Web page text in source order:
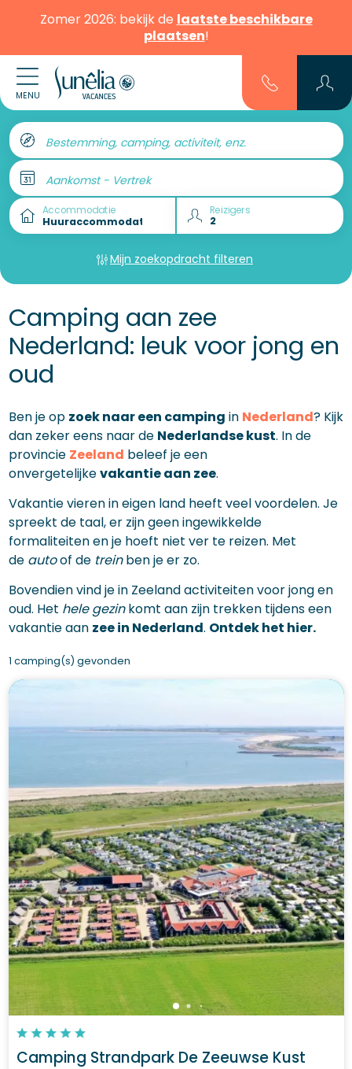
Zomer 2026: bekijk de laatste beschikbare
plaatsen!
MENU
Bestemming, camping, activiteit, enz.
Aankomst - Vertrek
Accommodatie Reizigers
Mijn zoekopdracht filteren
Camping aan zee
Nederland: leuk voor jong en
oud
Ben je op zoek naar een camping in Nederland? Kijk
dan zeker eens naar de Nederlandse kust. In de
provincie Zeeland beleef je een
onvergetelijkevakantie aan zee.
Vakantie vieren in eigen land heeft veel voordelen. Je
spreekt de taal, er zijn geen ingewikkelde
formaliteiten en je hoeft niet ver te reizen. Met
de autoof de treinben je er zo.
Bovendien vind je in Zeeland activiteiten voor jong en
oud. Het hele gezinkomt aan zijn trekken tijdens een
vakantie aan zee in Nederland. Ontdek het hier.
1 camping(s) gevonden
Camping Strandpark De Zeeuwse Kust